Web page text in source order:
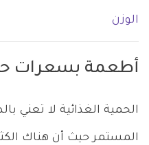
الوزن
أطعمة بسعرات
الحمية الغذائية لا تعني
المستمر حيث أن هناك